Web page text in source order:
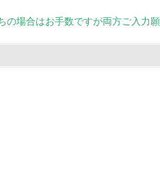
場合はお手数ですが両方ご入力